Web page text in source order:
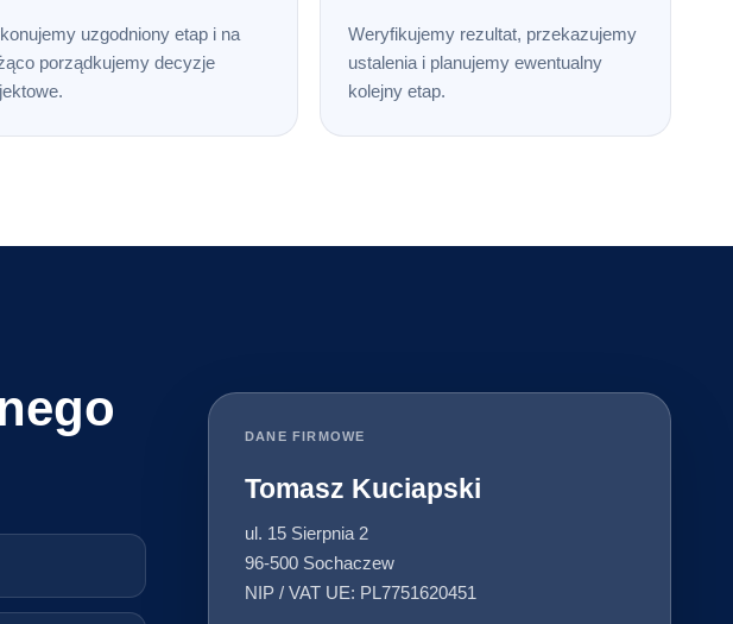
uzgodniony etap i na
porządkujemy decyzje
Weryfikujemy rezultat, przekazujemy
ustalenia i planujemy ewentualny
kolejny etap.
DANE FIRMOWE
Tomasz Kuciapski
ul. 15 Sierpnia 2
96-500 Sochaczew
NIP / VAT UE: PL7751620451